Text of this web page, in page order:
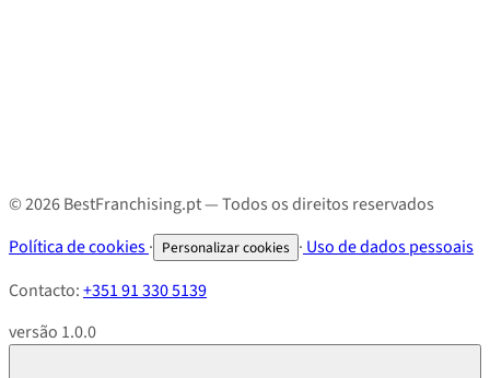
© 2026 BestFranchising.pt — Todos os direitos reservados
Política de cookies· Personalizar cookies · Uso de dados pessoais
Contacto:+351 91 330 5139
versão 1.0.0